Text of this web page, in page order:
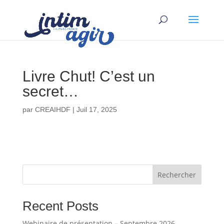
Livre Chut! C’est un
secret…
par CREAIHDF | Juil 17, 2025
Rechercher
Recent Posts